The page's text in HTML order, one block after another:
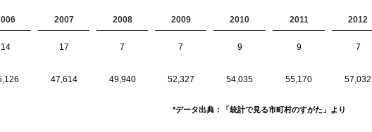
2007 2008 2009 2010 2011 2012
14 17 7 7 9 9 7
47,614 49,940 52,327 54,035 55,170 57,032
*データ出典：「統計で見る市町村のすがた」より